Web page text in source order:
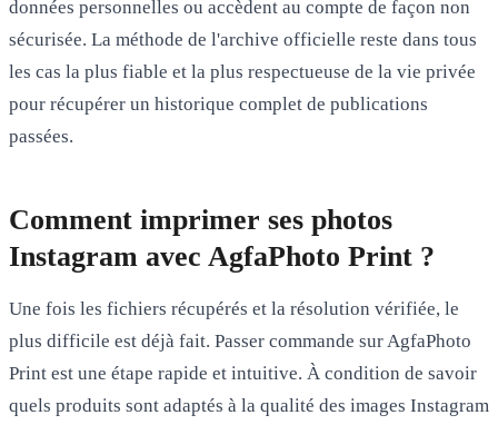
données personnelles ou accèdent au compte de façon non
sécurisée. La méthode de l'archive officielle reste dans tous
les cas la plus fiable et la plus respectueuse de la vie privée
pour récupérer un historique complet de publications
passées.
Comment imprimer ses photos
Instagram avec AgfaPhoto Print ?
Une fois les fichiers récupérés et la résolution vérifiée, le
plus difficile est déjà fait. Passer commande sur AgfaPhoto
Print est une étape rapide et intuitive. À condition de savoir
quels produits sont adaptés à la qualité des images Instagram